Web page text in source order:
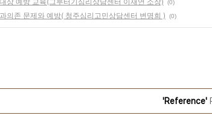
(0)
의존 문제와 예방( 청주심리고민상담센터 변명희 ) (0)
'Reference'